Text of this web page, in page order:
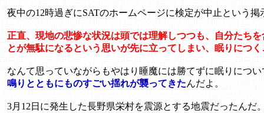
夜中の12時過ぎにSATのホームページに検定が中止という
正直、現地の悲惨な状況は頭では理解しつつも、自分たち
とが無駄になるという思いが先に立ってしまい、眠りにつ
なんて思っていながらもやはり睡魔には勝てずに眠りにつ
鳴りとともにものすごい揺れが襲ってきたんだよ。
3月12日に発生した長野県栄村を震源とする地震だったん